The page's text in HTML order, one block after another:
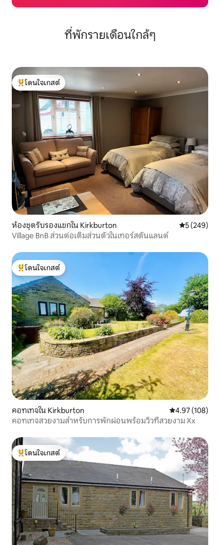
ที่พักรายเดือนใกล้ๆ
โดนใจเกสต์ที่สุด
โดนใจเกสต์
ห้องชุดรับรองแขกใน Kirkburton คะแนนเฉลี่ย
5 (249)
Village BnB ส่วนต่อเติมส่วนตัวในเทอร์สตันแลนด์
โดนใจเกสต์ที่สุด
โดนใจเกสต์
คอทเทจใน Kirkburton คะแนนเฉลี่ย
4.97 (108)
คอทเทจสวยงามสำหรับการพักผ่อนพร้อมวิวที่สวยงาม Xx
โดนใจเกสต์ที่สุด
โดนใจเกสต์